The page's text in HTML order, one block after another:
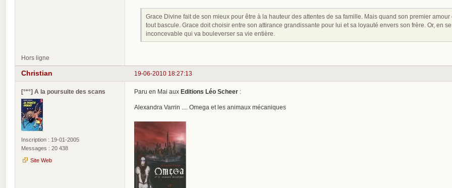
Grace Divine fait de son mieux pour être à la hauteur des attentes de sa famille. Mais quand son premier
tout bascule. Grace doit choisir entre son attirance grandissante pour lui et sa loyauté envers son frère. Or, en
inconcevable qui va bouleverser sa vie entière.
Hors ligne
19-06-2010 18:27:13
Christian
[°*°] A la poursuite des scans
Inscription : 19-01-2005
Messages : 20 438
Site Web
Paru en Mai aux Editions Léo Scheer :
Alexandra Varrin .... Omega et les animaux mécaniques